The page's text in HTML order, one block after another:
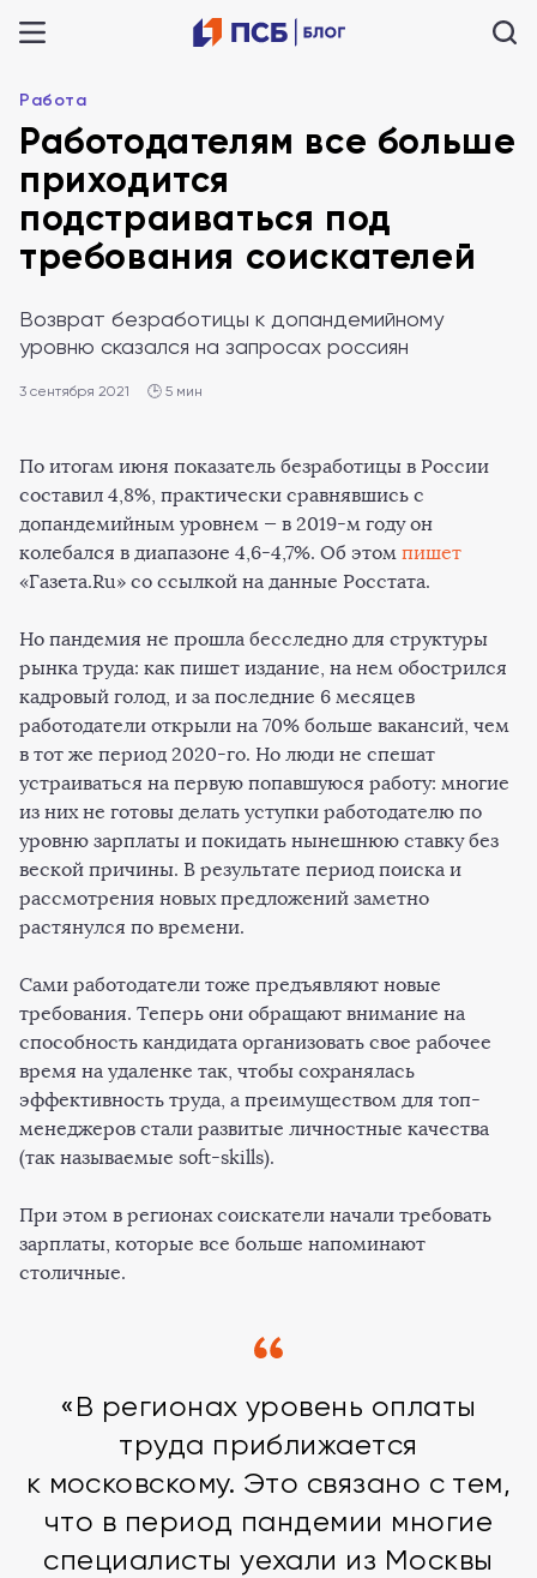
Работа
Работодателям все больше
приходится
подстраиваться под
требования соискателей
Возврат безработицы к допандемийному
уровню сказался на запросах россиян
3 сентября 2021 🕒 5 мин
По итогам июня показатель безработицы в России
составил 4,8%, практически сравнявшись с
допандемийным уровнем — в 2019-м году он
колебался в диапазоне 4,6-4,7%. Об этом пишет
«Газета.Ru» со ссылкой на данные Росстата.
Но пандемия не прошла бесследно для структуры
рынка труда: как пишет издание, на нем обострился
кадровый голод, и за последние 6 месяцев
работодатели открыли на 70% больше вакансий, чем
в тот же период 2020-го. Но люди не спешат
устраиваться на первую попавшуюся работу: многие
из них не готовы делать уступки работодателю по
уровню зарплаты и покидать нынешнюю ставку без
веской причины. В результате период поиска и
рассмотрения новых предложений заметно
растянулся по времени.
Сами работодатели тоже предъявляют новые
требования. Теперь они обращают внимание на
способность кандидата организовать свое рабочее
время на удаленке так, чтобы сохранялась
эффективность труда, а преимуществом для топ-
менеджеров стали развитые личностные качества
(так называемые soft-skills).
При этом в регионах соискатели начали требовать
зарплаты, которые все больше напоминают
столичные.
«В регионах уровень оплаты
труда приближается
к московскому. Это связано с тем,
что в период пандемии многие
специалисты уехали из Москвы